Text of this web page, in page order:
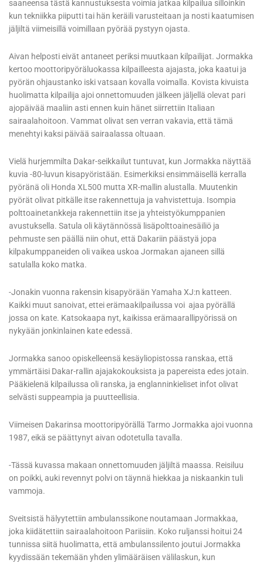
saaneensa tästä kannustuksesta voimia jatkaa kilpailua silloinkin
kun tekniikka piiputti tai hän keräili varusteitaan ja nosti kaatumisen
jäljiltä viimeisillä voimillaan pyörää pystyyn ojasta.
Aivan helposti eivät antaneet periksi muutkaan kilpailijat. Jormakka
kertoo moottoripyöräluokassa kilpailleesta ajajasta, joka kaatui ja
pyörän ohjaustanko iski vatsaan kovalla voimalla. Kovista kivuista
huolimatta kilpailija ajoi onnettomuuden jälkeen jäljellä olevat pari
ajopäivää maaliin asti ennen kuin hänet siirrettiin Italiaan
sairaalahoitoon. Vammat olivat sen verran vakavia, että tämä
menehtyi kaksi päivää sairaalassa oltuaan.
Vielä hurjemmilta Dakar-seikkailut tuntuvat, kun Jormakka näyttää
kuvia -80-luvun kisapyöristään. Esimerkiksi ensimmäisellä kerralla
pyöränä oli Honda XL500 mutta XR-mallin alustalla. Muutenkin
pyörät olivat pitkälle itse rakennettuja ja vahvistettuja. Isompia
polttoainetankkeja rakennettiin itse ja yhteistyökumppanien
avustuksella. Satula oli käytännössä lisäpolttoainesäiliö ja
pehmuste sen päällä niin ohut, että Dakariin päästyä jopa
kilpakumppaneiden oli vaikea uskoa Jormakan ajaneen sillä
satulalla koko matka.
-Jonakin vuonna rakensin kisapyörään Yamaha XJ:n katteen.
Kaikki muut sanoivat, ettei erämaakilpailussa voi ajaa pyörällä
jossa on kate. Katsokaapa nyt, kaikissa erämaarallipyörissä on
nykyään jonkinlainen kate edessä.
Jormakka sanoo opiskelleensä kesäyliopistossa ranskaa, että
ymmärtäisi Dakar-rallin ajajakokouksista ja papereista edes jotain.
Pääkielenä kilpailussa oli ranska, ja englanninkieliset infot olivat
selvästi suppeampia ja puutteellisia.
Viimeisen Dakarinsa moottoripyörällä Tarmo Jormakka ajoi vuonna
1987, eikä se päättynyt aivan odotetulla tavalla.
-Tässä kuvassa makaan onnettomuuden jäljiltä maassa. Reisiluu
on poikki, auki revennyt polvi on täynnä hiekkaa ja niskaankin tuli
vammoja.
Sveitsistä hälyytettiin ambulanssikone noutamaan Jormakkaa,
joka kiidätettiin sairaalahoitoon Pariisiin. Koko ruljanssi hoitui 24
tunnissa siitä huolimatta, että ambulanssilento joutui Jormakka
kyydissään tekemään yhden ylimääräisen välilaskun, kun